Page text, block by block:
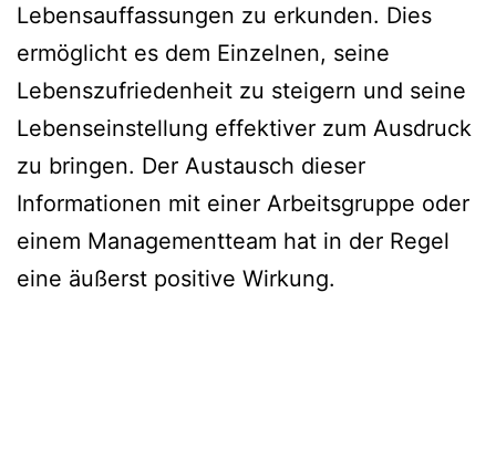
Lebensauffassungen zu erkunden. Dies
ermöglicht es dem Einzelnen, seine
Lebenszufriedenheit zu steigern und seine
Lebenseinstellung effektiver zum Ausdruck
zu bringen. Der Austausch dieser
Informationen mit einer Arbeitsgruppe oder
einem Managementteam hat in der Regel
eine äußerst positive Wirkung.